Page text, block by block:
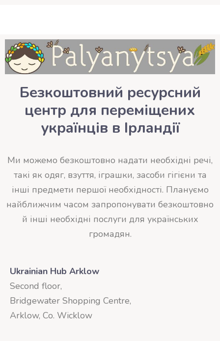
Безкоштовний ресурсний
центр для переміщених
українців в Ірландії
Ми можемо безкоштовно надати необхідні речі,
такі як одяг, взуття, іграшки, засоби гігієни та
інші предмети першої необхідності. Плануємо
найближчим часом запропонувати безкоштовно
й інші необхідні послуги для українських
громадян.
Ukrainian Hub Arklow
Second floor,
Bridgewater Shopping Centre,
Arklow, Co. Wicklow